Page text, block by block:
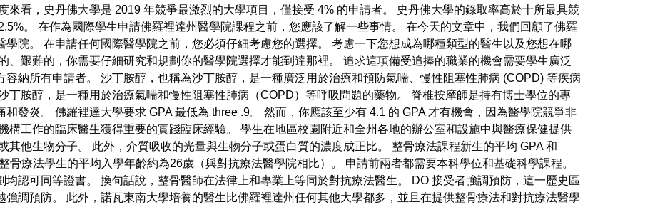
來看，史丹佛大學是 2019 年競爭最激烈的大學項目，僅接受 4% 的申請者。 史丹佛大學的錄取率高於十所最具競
。 在作為國際學生申請佛羅裡達州醫學院課程之前，您應該了解一些事情。 在今天的文章中，我們回顧了佛羅
院。 在申請任何國際醫學院之前，您必須仔細考慮您的選擇。 考慮一下您想成為哪種類型的醫生以及您想在哪
、艱難的，你需要仔細研究和規劃你的醫學院選擇才能到達那裡。 追求這項備受追捧的職業的機會需要學生廣泛
納所有申請者。 沙丁胺醇，也稱為沙丁胺醇，是一種廣泛用於治療和預防氣喘、慢性阻塞性肺病 (COPD) 等疾病
丁胺醇，是一種用於治療氣喘和慢性阻塞性肺病（COPD）等呼吸問題的藥物。 脊椎按摩師是持有博士學位的專
發炎。 佛羅裡達大學要求 GPA 最低為 three .9。 然而，你應該至少有 4.1 的 GPA 才有機會，因為醫學院競爭非
構工作的臨床醫生獲得重要的實踐臨床經驗。 學生在地區校園附近和全州各地的辦公室和設施中與醫療保健提供
其他生物分子。 此外，介質吸收的光量與生物分子或蛋白質的濃度成正比。 整骨療法課程新生的平均 GPA 和
骨療法學生的平均入學年齡約為26歲（與對抗療法醫學院相比）。 申請前兩者都需要本科學位和基礎科學課程。
認可同等證書。 換句話說，整骨醫師在法律上和專業上等同於對抗療法醫生。 DO 接受者強調預防，這一歷史區
強調預防。 此外，諾瓦東南大學培養的醫生比佛羅裡達州任何其他大學都多，並且在提供整骨療法和對抗療法醫學